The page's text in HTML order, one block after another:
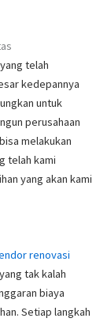
telah
kedepannya
untuk
perusahaan
melakukan
telah kami
yang akan kami
renovasi
tak kalah
biaya
Setiap langkah